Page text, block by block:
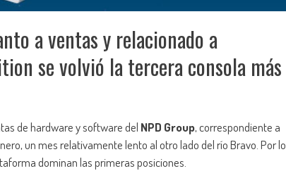
a ventas y relacionado a
se volvió la tercera consola más
de hardware y software del NPD Group, correspondiente a
un mes relativamente lento al otro lado del río Bravo. Por lo
dominan las primeras posiciones.